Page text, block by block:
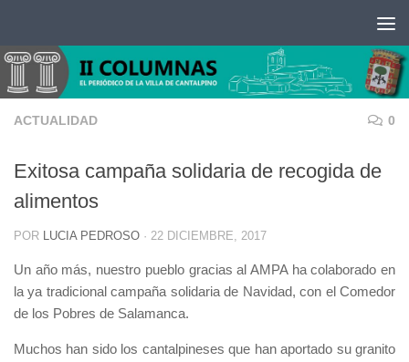
ACTUALIDAD 0
Exitosa campaña solidaria de recogida de
alimentos
POR LUCIA PEDROSO · 22 DICIEMBRE, 2017
Un año más, nuestro pueblo gracias al AMPA ha colaborado en
la ya tradicional campaña solidaria de Navidad, con el Comedor
de los Pobres de Salamanca.
Muchos han sido los cantalpineses que han aportado su granito